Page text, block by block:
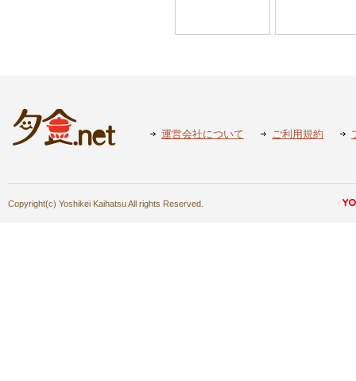
運営会社について ご利用規約
Copyright(c) Yoshikei Kaihatsu All rights Reserved.